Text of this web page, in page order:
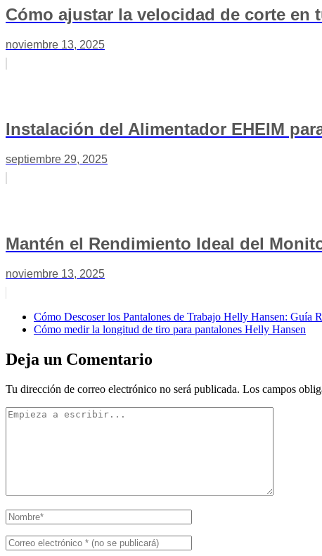
Cómo ajustar la velocidad de corte en
noviembre 13, 2025
Instalación del Alimentador EHEIM
septiembre 29, 2025
Mantén el Rendimiento Ideal del
noviembre 13, 2025
Cómo Descoser los Pantalones de Trabajo Helly Hansen: Guía
Cómo medir la longitud de tiro para pantalones Helly Hansen
Deja un Comentario
Tu dirección de correo electrónico no será publicada. Los campos